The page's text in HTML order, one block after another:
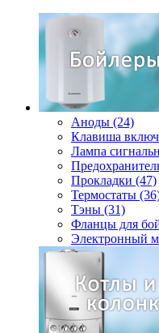
Аноды (24)
Клавиша
Лампа
Прокладки (47)
Термостаты
Тэны (31)
Фланцы для
Электронный